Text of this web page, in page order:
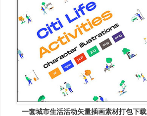
一套城市生活活动矢量插画素材打包下载